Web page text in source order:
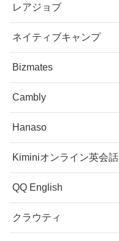
レアジョブ
ネイティブキャンプ
Bizmates
Cambly
Hanaso
Kiminiオンライン英会話
QQ English
クラウティ